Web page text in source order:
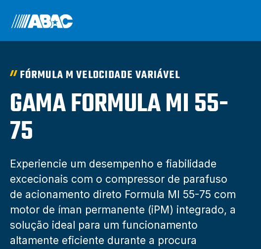
FÓRMULA M VELOCIDADE VARIÁVEL
GAMA FORMULA MI 55-
75
Experiencie um desempenho e fiabilidade
excecionais com o compressor de parafuso
de acionamento direto Formula MI 55-75 com
motor de íman permanente (iPM) integrado, a
solução ideal para um funcionamento
altamente eficiente durante a procura